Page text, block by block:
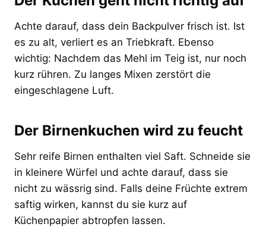
Achte darauf, dass dein Backpulver frisch ist. Ist
es zu alt, verliert es an Triebkraft. Ebenso
wichtig: Nachdem das Mehl im Teig ist, nur noch
kurz rühren. Zu langes Mixen zerstört die
eingeschlagene Luft.
Der Birnenkuchen wird zu feucht
Sehr reife Birnen enthalten viel Saft. Schneide sie
in kleinere Würfel und achte darauf, dass sie
nicht zu wässrig sind. Falls deine Früchte extrem
saftig wirken, kannst du sie kurz auf
Küchenpapier abtropfen lassen.